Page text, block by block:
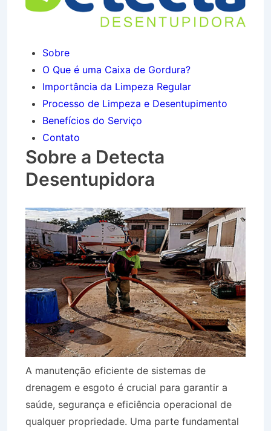
Sobre
O Que é uma Caixa de Gordura?
Importância da Limpeza Regular
Processo de Limpeza e Desentupimento
Benefícios do Serviço
Contato
Sobre a Detecta
Desentupidora
A manutenção eficiente de sistemas de
drenagem e esgoto é crucial para garantir a
saúde, segurança e eficiência operacional de
qualquer propriedade. Uma parte fundamental